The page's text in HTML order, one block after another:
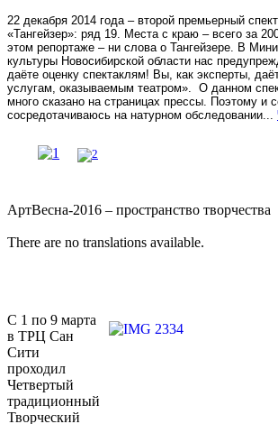
22 декабря 2014 года – второй премьерный
«Тангейзер»: ряд 19. Места с краю – всего за
этом репортаже – ни слова о Тангейзере. В
культуры Новосибирской области нас
даёте оценку спектаклям! Вы, как эксперты,
услугам, оказываемым театром». О данном
много сказано на страницах прессы. Поэтому и
сосредотачиваюсь на натурном обследовании...
АртВесна-2016 – пространство творчества
There are no translations available.
С 1 по 9 марта
в ТРЦ Сан
Сити
проходил
Четвертый
традиционный
Творческий